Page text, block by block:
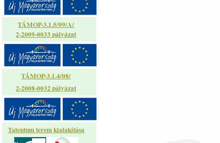
TÁMOP-3.1.5/09/A/
2-2009-0033 pályázat
TÁMOP-3.1.4/08/
2-2008-0032 pályázat
Talentum terem kialakítása